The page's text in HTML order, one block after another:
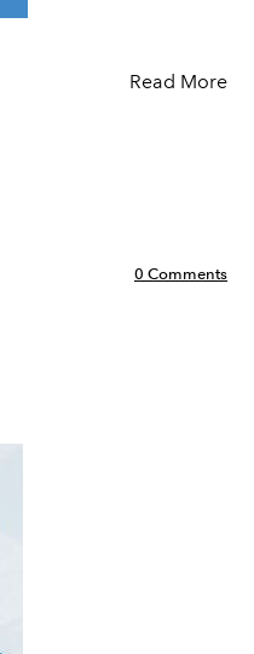
Read More
0 Comments